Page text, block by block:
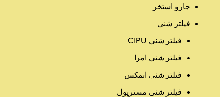
جارو استخر
فیلتر شنی
فیلتر شنی CIPU
فیلتر شنی امرا
فیلتر شنی ایمکس
فیلتر شنی مسترپول